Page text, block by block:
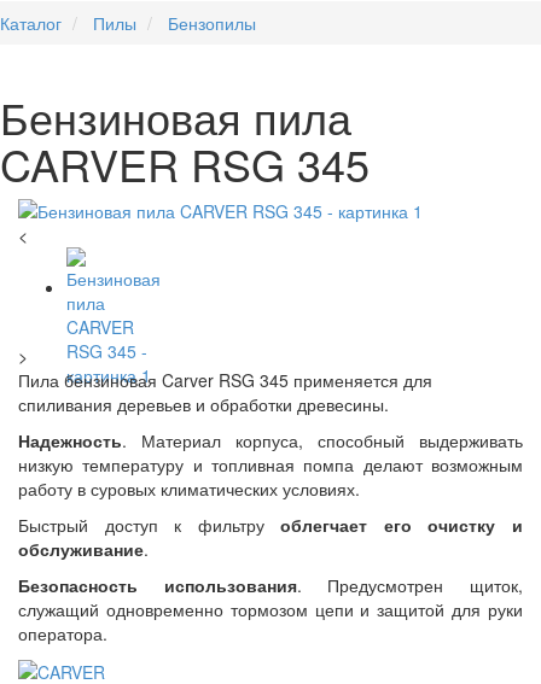
Каталог Пилы Бензопилы
Бензиновая пила
CARVER RSG 345
<
>
Пила бензиновая Carver RSG 345 применяется для
спиливания деревьев и обработки древесины.
Надежность. Материал корпуса, способный выдерживать
низкую температуру и топливная помпа делают возможным
работу в суровых климатических условиях.
Быстрый доступ к фильтруоблегчает его очистку и
обслуживание.
Безопасность использования. Предусмотрен щиток,
служащий одновременно тормозом цепи и защитой для руки
оператора.